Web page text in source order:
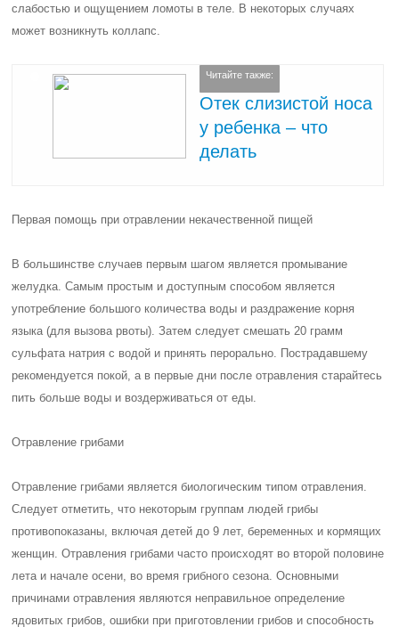
слабостью и ощущением ломоты в теле. В некоторых случаях
может возникнуть коллапс.
Читайте также:
Отек слизистой носа
у ребенка ‒ что
делать
Первая помощь при отравлении некачественной пищей
В большинстве случаев первым шагом является промывание
желудка. Самым простым и доступным способом является
употребление большого количества воды и раздражение корня
языка (для вызова рвоты). Затем следует смешать 20 грамм
сульфата натрия с водой и принять перорально. Пострадавшему
рекомендуется покой, а в первые дни после отравления старайтесь
пить больше воды и воздерживаться от еды.
Отравление грибами
Отравление грибами является биологическим типом отравления.
Следует отметить, что некоторым группам людей грибы
противопоказаны, включая детей до 9 лет, беременных и кормящих
женщин. Отравления грибами часто происходят во второй половине
лета и начале осени, во время грибного сезона. Основными
причинами отравления являются неправильное определение
ядовитых грибов, ошибки при приготовлении грибов и способность